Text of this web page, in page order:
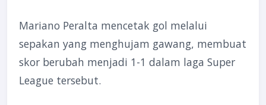
Mariano Peralta mencetak gol melalui
sepakan yang menghujam gawang, membuat
skor berubah menjadi 1-1 dalam laga Super
League tersebut.